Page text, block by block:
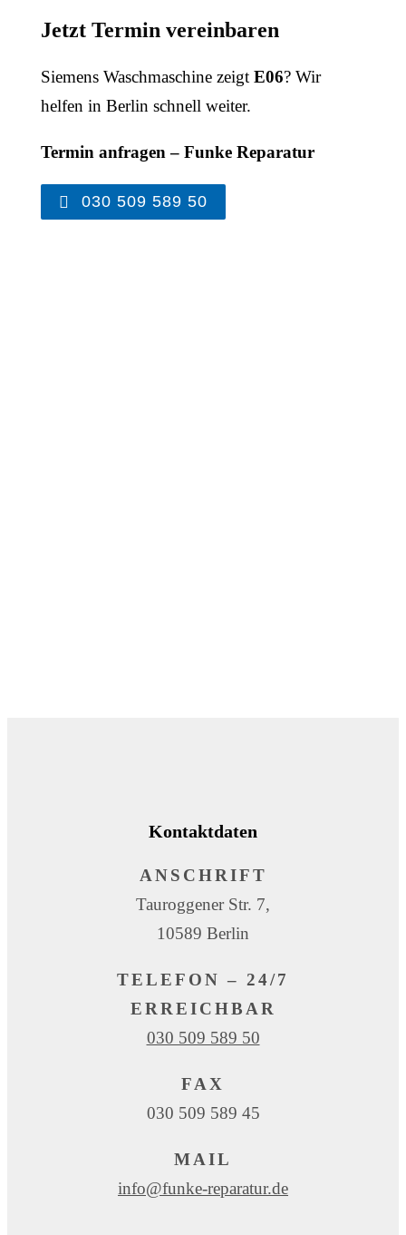
Jetzt Termin vereinbaren
Siemens Waschmaschine zeigtE06? Wir
helfen in Berlin schnell weiter.
Termin anfragen – Funke Reparatur
030 509 589 50
Kontaktdaten
ANSCHRIFT
Tauroggener Str. 7,
10589 Berlin
TELEFON – 24/7
ERREICHBAR
030 509 589 50
FAX
030 509 589 45
MAIL
info@funke-reparatur.de